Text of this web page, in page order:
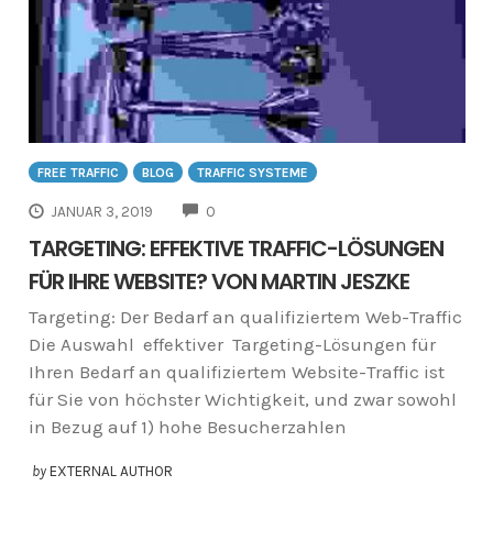
FREE TRAFFIC BLOG TRAFFIC SYSTEME
JANUAR 3, 2019 0
TARGETING: EFFEKTIVE TRAFFIC-LÖSUNGEN
FÜR IHRE WEBSITE? VON MARTIN JESZKE
Targeting: Der Bedarf an qualifiziertem Web-Traffic
Die Auswahl effektiver Targeting-Lösungen für
Ihren Bedarf an qualifiziertem Website-Traffic ist
für Sie von höchster Wichtigkeit, und zwar sowohl
in Bezug auf 1) hohe Besucherzahlen
by EXTERNAL AUTHOR